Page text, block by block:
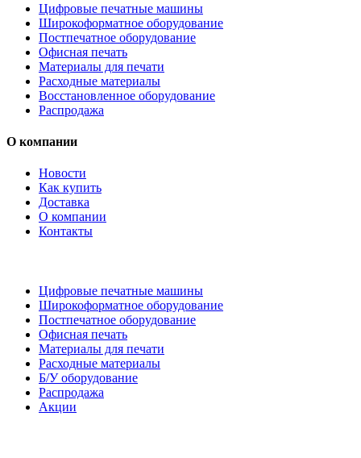
Цифровые печатные машины
Широкоформатное оборудование
Постпечатное оборудование
Офисная печать
Материалы для печати
Расходные материалы
Восстановленное оборудование
Распродажа
О компании
Новости
Как купить
Доставка
О компании
Контакты
Цифровые печатные машины
Широкоформатное оборудование
Постпечатное оборудование
Офисная печать
Материалы для печати
Расходные материалы
Б/У оборудование
Распродажа
Акции